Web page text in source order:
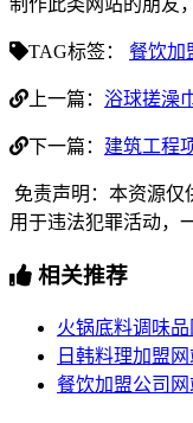
制作此类网站的朋友
TAG标签： 餐饮加
上一篇： 浴球搓澡
下一篇： 建筑工程
免责声明：本资源仅
用于违法犯罪活动，
相关推荐
火锅底料调味
日韩料理加盟
餐饮加盟公司